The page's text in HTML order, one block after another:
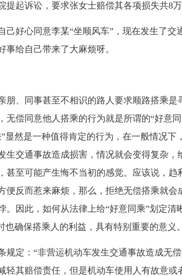
起诉讼，要求张女士赔偿其各项损失共8万
好心同意李某“坐顺风车”，现在发生了交
给自己带来了大麻烦呀。
、同事甚至不相识的路人要求顺路搭乘是
偿同意他人搭乘的行为就是所谓的“好意
显然是一种值得肯定的行为，在一般情况下
生交通事故造成损害，情况就会变得复杂，
甚至可能产生悔不当初的感觉。应该说，趋
便反而惹来麻烦，那么，拒绝无偿搭乘就会
因此，如何从法律上给“好意同乘”划定清
确保搭乘人的利益，具有特别重要的意义。
定：“非营运机动车发生交通事故造成无偿
轻其赔偿责任，但是机动车使用人有故意或